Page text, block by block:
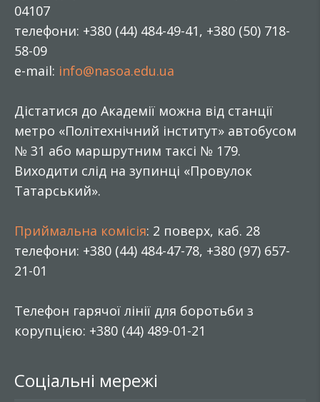
04107
телефони: +380 (44) 484-49-41, +380 (50) 718-
58-09
e-mail: info@nasoa.edu.ua
Дістатися до Академії можна від станції
метро «Політехнічний інститут» автобусом
№ 31 або маршрутним таксі № 179.
Виходити слід на зупинці «Провулок
Татарський».
Приймальна комісія: 2 поверх, каб. 28
телефони: +380 (44) 484-47-78, +380 (97) 657-
21-01
Телефон гарячої лінії для боротьби з
корупцією: +380 (44) 489-01-21
Соціальні мережі